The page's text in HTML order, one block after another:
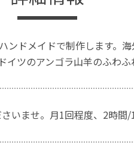
ンドメイドで制作します。
イツのアンゴラ山羊のふわ
いませ。月1回程度、2時間/